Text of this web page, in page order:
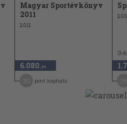
492
512
Magyar Sportévkönyv
2011
2011
6.080 ,-Ft
pont kapható